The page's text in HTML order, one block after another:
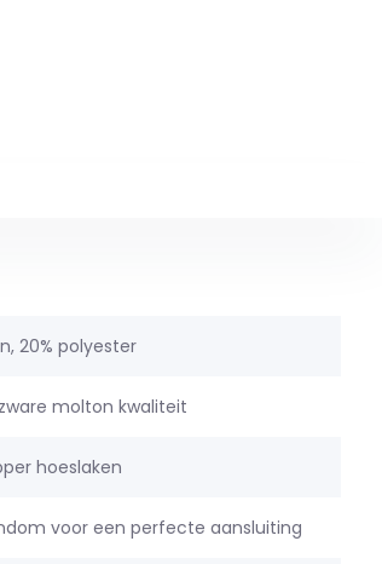
20% polyester
molton kwaliteit
hoeslaken
voor een perfecte aansluiting